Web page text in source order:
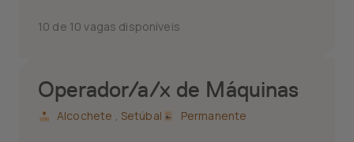
10 de 10 vagas disponíveis
Operador/a/x de Máquinas
Alcochete , Setúbal Permanente